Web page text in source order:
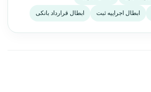
ابطال اجراییه ثبت ابطال قرارداد بانکی